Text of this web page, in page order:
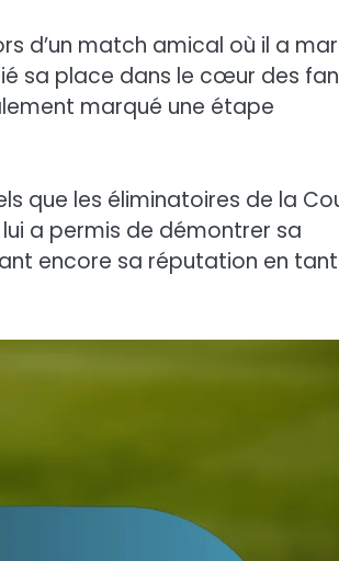
d’un match amical où il a
sa place dans le cœur des
marqué une étape
que les éliminatoires de la
a permis de démontrer sa
encore sa réputation en tant